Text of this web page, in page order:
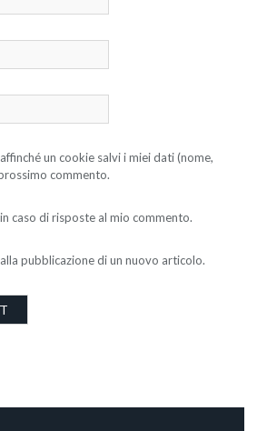
un cookie salvi i miei dati (nome,
commento.
caso di risposte al mio commento.
pubblicazione di un nuovo articolo.